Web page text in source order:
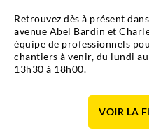
Retrouvez dès à présent
avenue Abel Bardin et
équipe de professionnels
chantiers à venir, du lundi
13h30 à 18h00.
VOIR LA